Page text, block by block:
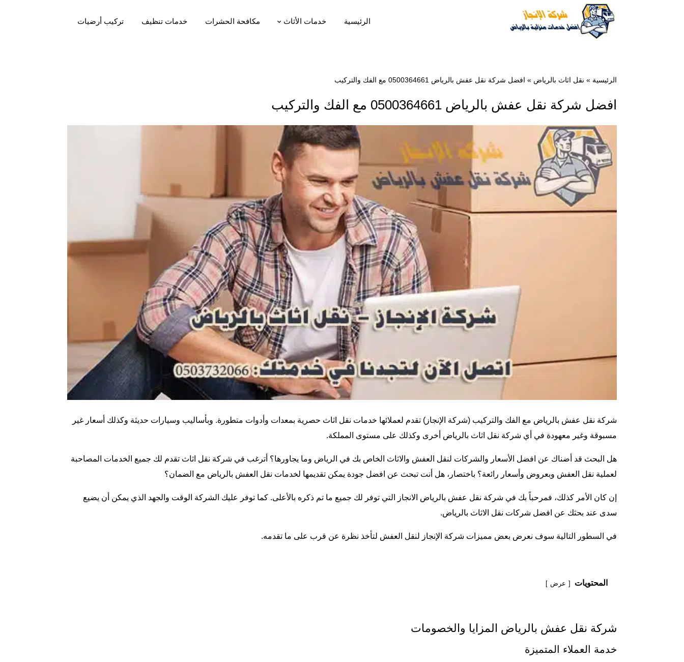
الرئيسية خدمات الأثاث مكافحة الحشرات خدمات تنظيف تركيب أرضيات
الرئيسية » نقل اثاث بالرياض » افضل شركة نقل عفش بالرياض 0500364661 مع الفك والتركيب
افضل شركة نقل عفش بالرياض 0500364661 مع الفك والتركيب
شركة نقل عفش بالرياض مع الفك والتركيب (شركة الإنجاز ) تقدم لعملائها خدمات نقل اثاث حصرية بمعدات وأدوات متطورة. وبأساليب وسيارات حديثة وكذلك أسعار غير
مسبوقة وغير معهودة في أي شركة نقل اثاث بالرياض أخرى وكذلك على مستوى المملكة.
هل البحث قد أضناك عن افضل الأسعار والشركات لنقل العفش والاثاث الخاص بك في الرياض وما يجاورها؟ أترغب في شركة نقل اثاث تقدم لك جميع الخدمات المصاحبة
لعملية نقل العفش وبعروض وأسعار رائعة؟ باختصار، هل أنت تبحث عن افضل جودة يمكن تقديمها لخدمات نقل العفش بالرياض مع الضمان؟
إن كان الأمر كذلك، فمرحباً بك في شركة نقل عفش بالرياض الانجاز التي توفر لك جميع ما تم ذكره بالأعلى. كما توفر عليك الشركة الوقت والجهد الذي يمكن أن يضيع
سدى عند بحثك عن افضل شركات نقل الاثاث بالرياض.
في السطور التالية سوف نعرض بعض مميزات شركة الإنجاز لنقل العفش لتأخذ نظرة عن قرب على ما تقدمه.
المحتويات عرض
شركة نقل عفش بالرياض المزايا والخصومات
خدمة العملاء المتميزة